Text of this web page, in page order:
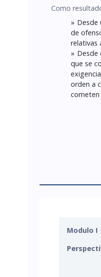
Como
Desde
de
relativas
Desde
que se
orden a
cometen
Modulo I